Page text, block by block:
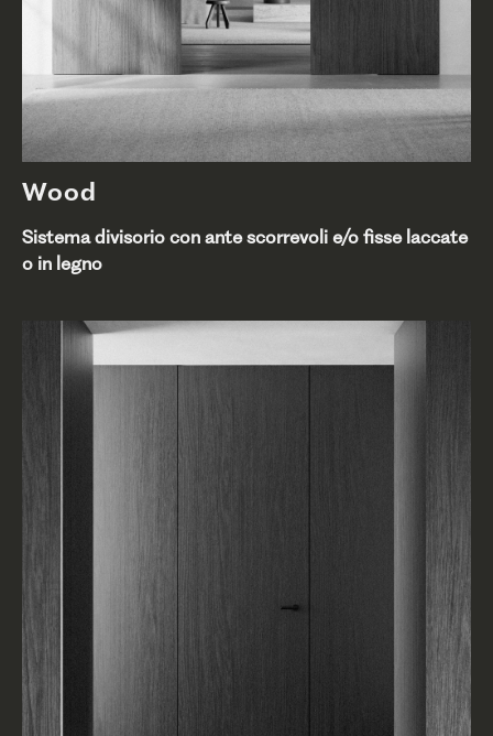
Wood
Sistema divisorio con ante scorrevoli e/o fisse laccate
o in legno